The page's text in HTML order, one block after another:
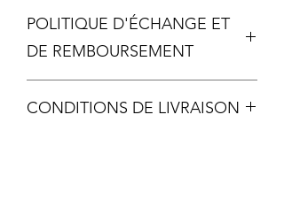
Échelle photo 2
POLITIQUE D'ÉCHANGE ET
DE REMBOURSEMENT
échange ou remboursement ne sera
CONDITIONS DE LIVRAISON